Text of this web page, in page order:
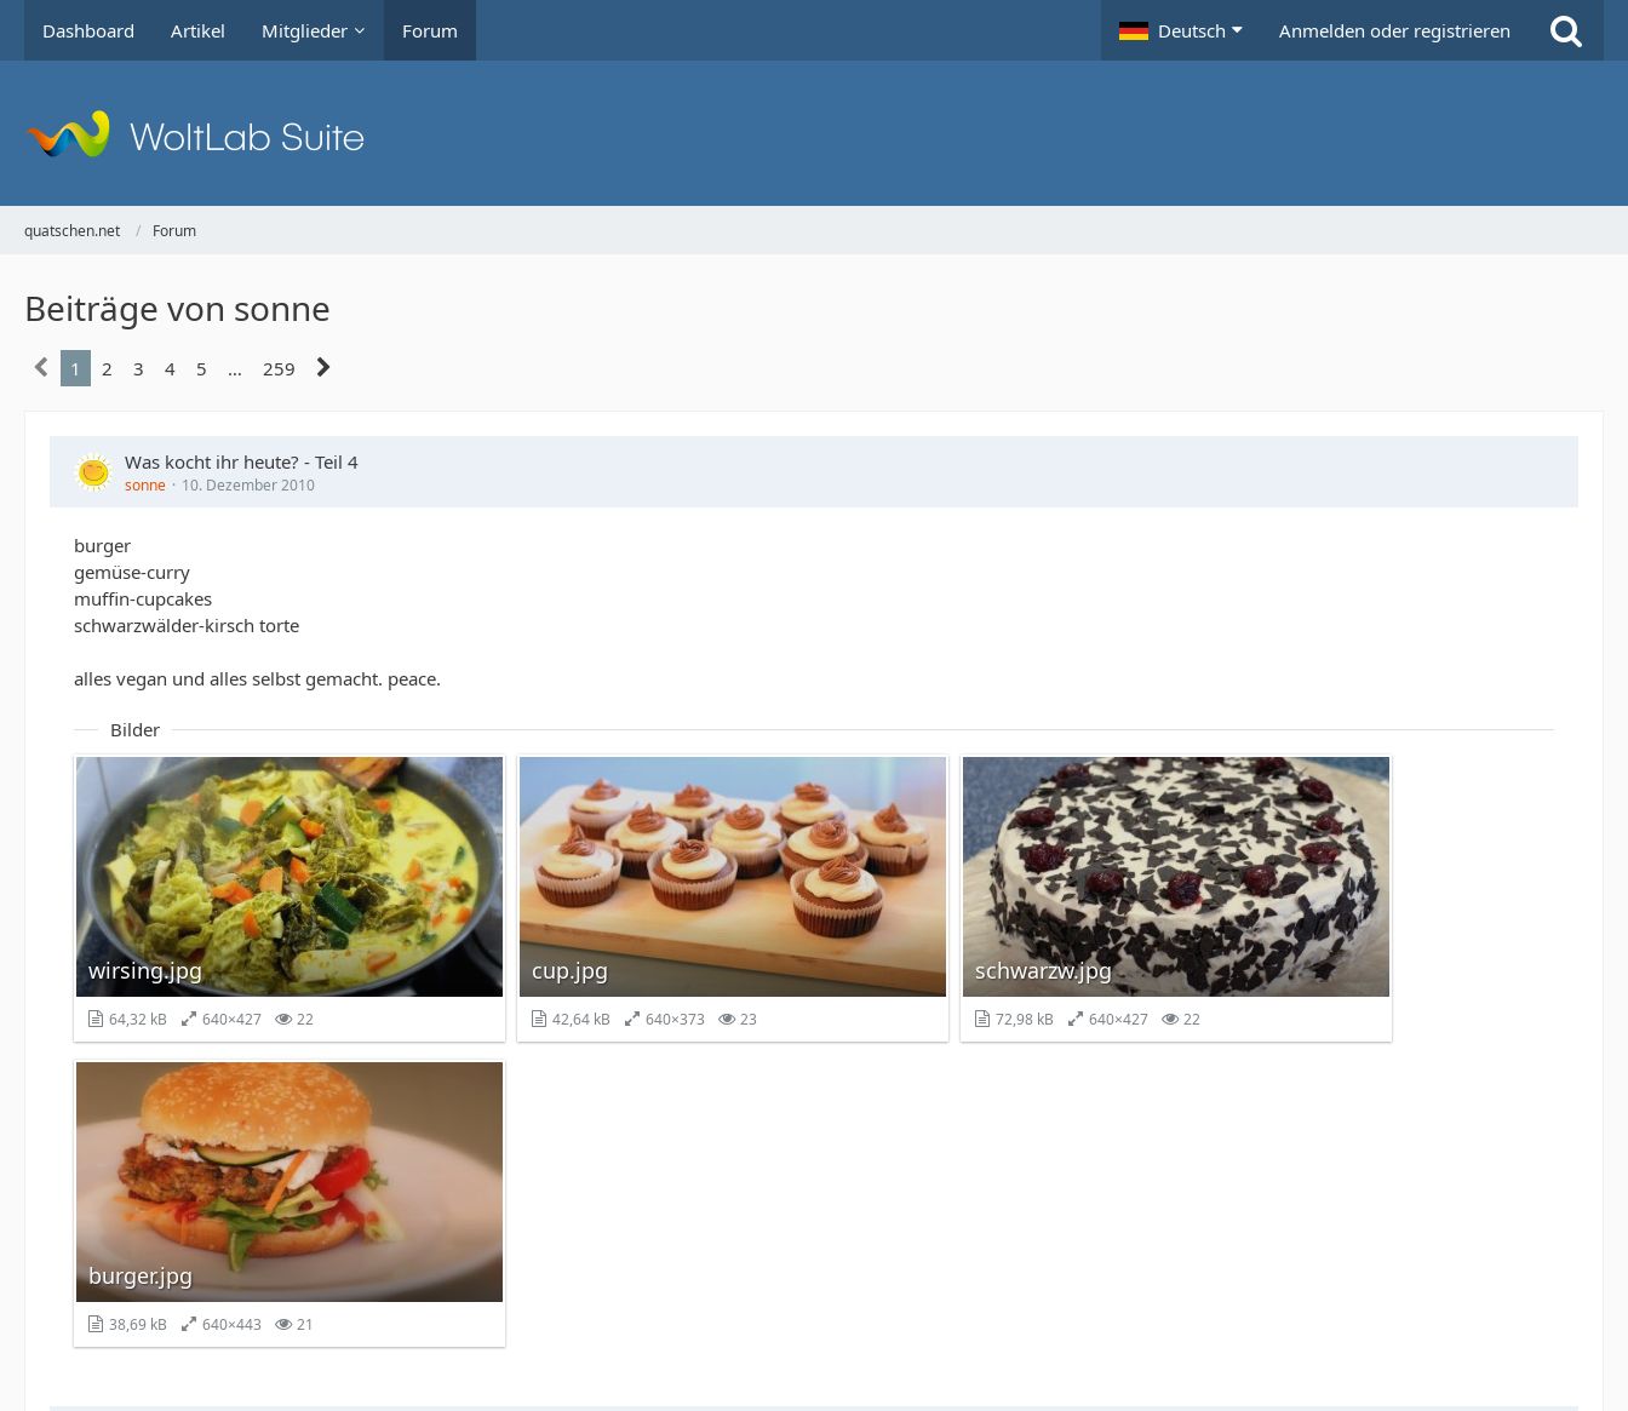
Dashboard Artikel Mitglieder Forum Deutsch Anmelden oder registrieren
quatschen.net Forum
Beiträge von sonne
1 2 3 4 5 … 259
Was kocht ihr heute? - Teil 4
sonne 10. Dezember 2010
burger
gemüse-curry
muffin-cupcakes
schwarzwälder-kirsch torte
alles vegan und alles selbst gemacht. peace.
Bilder
wirsing.jpg
64,32 kB 640×427 22
cup.jpg
42,64 kB 640×373 23
schwarzw.jpg
72,98 kB 640×427 22
burger.jpg
38,69 kB 640×443 21